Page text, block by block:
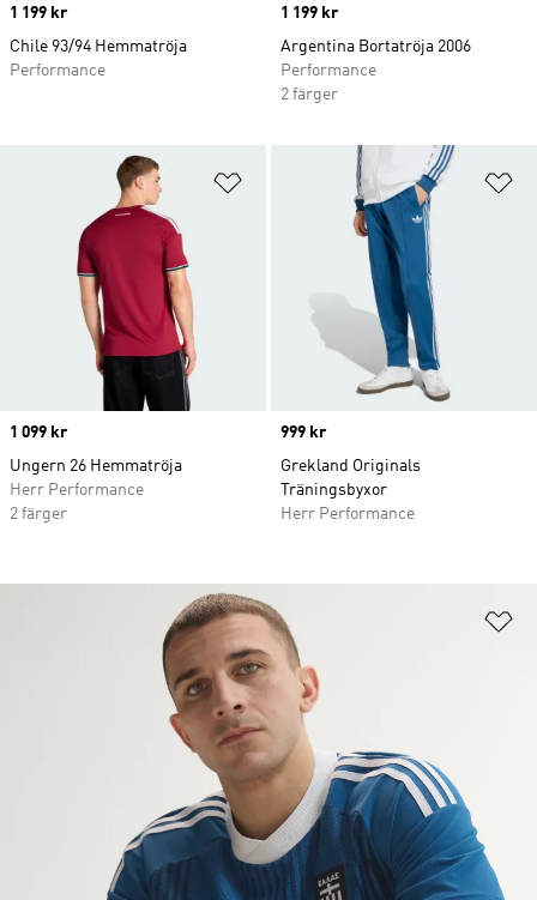
Price
1 199 kr
Chile 93/94 Hemmatröja
Performance
Price
1 199 kr
Argentina Bortatröja 2006
Performance
2 färger
Lägg till på önskelistan
Price
1 099 kr
Ungern 26 Hemmatröja
Herr Performance
2 färger
Price
999 kr
Grekland Originals
Träningsbyxor
Herr Performance